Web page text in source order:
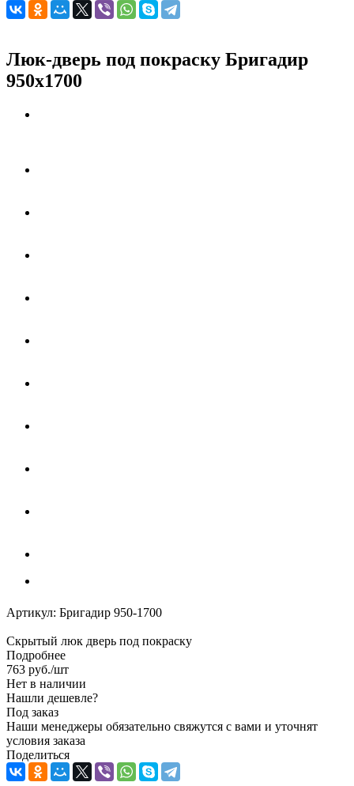
Люк-дверь под покраску Бригадир
950х1700
Артикул: Бригадир 950-1700
Скрытый люк дверь под покраску
Подробнее
763 руб./шт
Нет в наличии
Нашли дешевле?
Под заказ
Наши менеджеры обязательно свяжутся с вами и уточнят
условия заказа
Поделиться